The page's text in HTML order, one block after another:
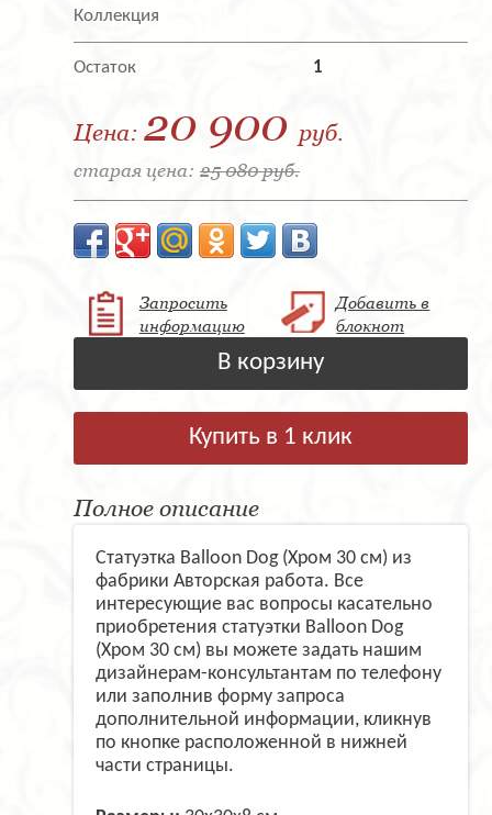
Коллекция
Остаток 1
Цена: 20 900 руб.
старая цена: 25 080 руб.
Запросить
информацию
Добавить в
блокнот
В корзину
Купить в 1 клик
Полное описание
Статуэтка Balloon Dog (Хром 30 см) из
фабрики Авторская работа. Все
интересующие вас вопросы касательно
приобретения статуэтки Balloon Dog
(Хром 30 см) вы можете задать нашим
дизайнерам-консультантам по телефону
или заполнив форму запроса
дополнительной информации, кликнув
по кнопке расположенной в нижней
части страницы.